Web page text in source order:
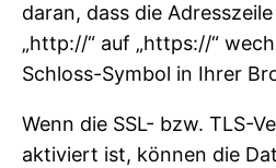
daran, dass die
„http://“ auf „https://“
Schloss-Symbol in Ihrer
Wenn die SSL- bzw. TLS-
aktiviert ist, können die